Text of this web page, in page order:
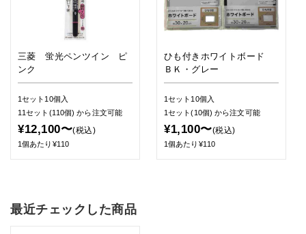
三菱 蛍光ペンツイン ピ
ンク
1セット10個入
11セット(110個)から注文可能
¥12,100〜(税込)
1個あたり¥110
ひも付きホワイトボード
ＢＫ・グレー
1セット10個入
1セット(10個)から注文可能
¥1,100〜(税込)
1個あたり¥110
最近チェックした商品